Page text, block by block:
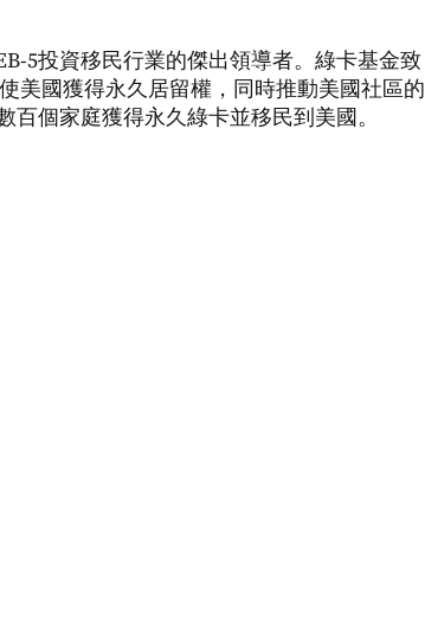
5投資移民行業的傑出領導者。綠卡基金致
美國獲得永久居留權，同時推動美國社區的
百個家庭獲得永久綠卡並移民到美國。